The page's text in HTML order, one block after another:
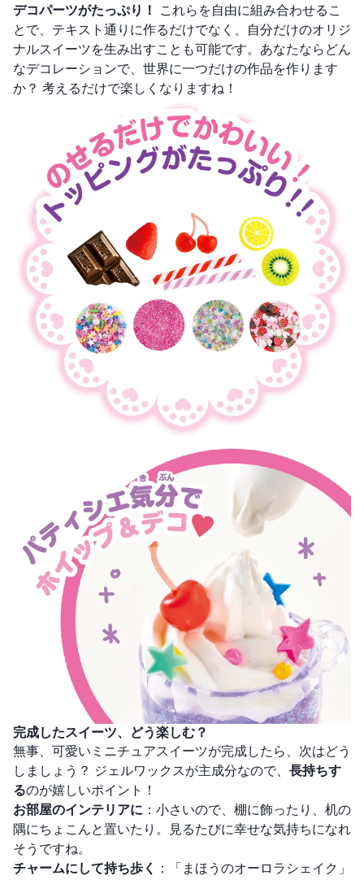
デコパーツがたっぷり！
これらを自由に組み合わせるこ
とで、テキスト通りに作るだけでなく、自分だけのオリジ
ナルスイーツを生み出すことも可能です。あなたならどん
なデコレーションで、世界に一つだけの作品を作ります
か？ 考えるだけで楽しくなりますね！
完成したスイーツ、どう楽しむ？
無事、可愛いミニチュアスイーツが完成したら、次はどう
しましょう？ ジェルワックスが主成分なので、 長持ちす
るのが嬉しいポイント！
お部屋のインテリアに ：小さいので、棚に飾ったり、机の
隅にちょこんと置いたり。見るたびに幸せな気持ちになれ
そうですね。
チャームにして持ち歩く
：「まほうのオーロラシェイク」